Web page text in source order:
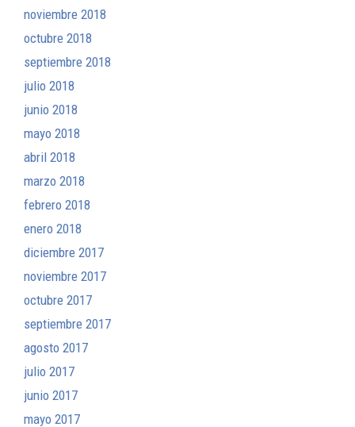
noviembre 2018
octubre 2018
septiembre 2018
julio 2018
junio 2018
mayo 2018
abril 2018
marzo 2018
febrero 2018
enero 2018
diciembre 2017
noviembre 2017
octubre 2017
septiembre 2017
agosto 2017
julio 2017
junio 2017
mayo 2017